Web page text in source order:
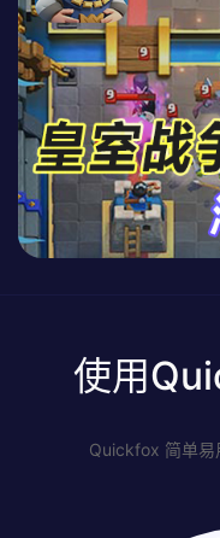
使用
Quickfox 简单易